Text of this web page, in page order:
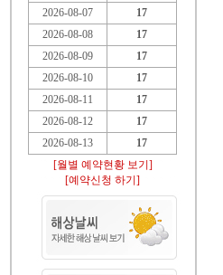
2026-08-07
17
2026-08-08
17
2026-08-09
17
2026-08-10
17
2026-08-11
17
2026-08-12
17
2026-08-13
17
[월별 예약현황 보기]
[예약신청 하기]